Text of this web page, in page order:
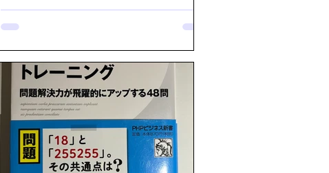
ご覧いただいています皆様ありがとうございま
す。鑑定士の山本ひさ子です。 祝詞はお祝いの
は神様に通じる言葉です。祝詞は神様に表現す
る言葉。神様に通じる言葉です。さまざまな祝
詞の種類がある中の一つとして、「トホカミエ
ヒタメ」という日本最古の祝詞があります。
「トホカミエヒタメ」とは何なのか？古事記の
中には出てこない神様。天祖(アマツミオヤ)様と
いう神様が先代旧事本紀大成経の中には出て来
られます。 この天祖という神様は、姿もないし
形もないし、気配もない、でも確かに存在して